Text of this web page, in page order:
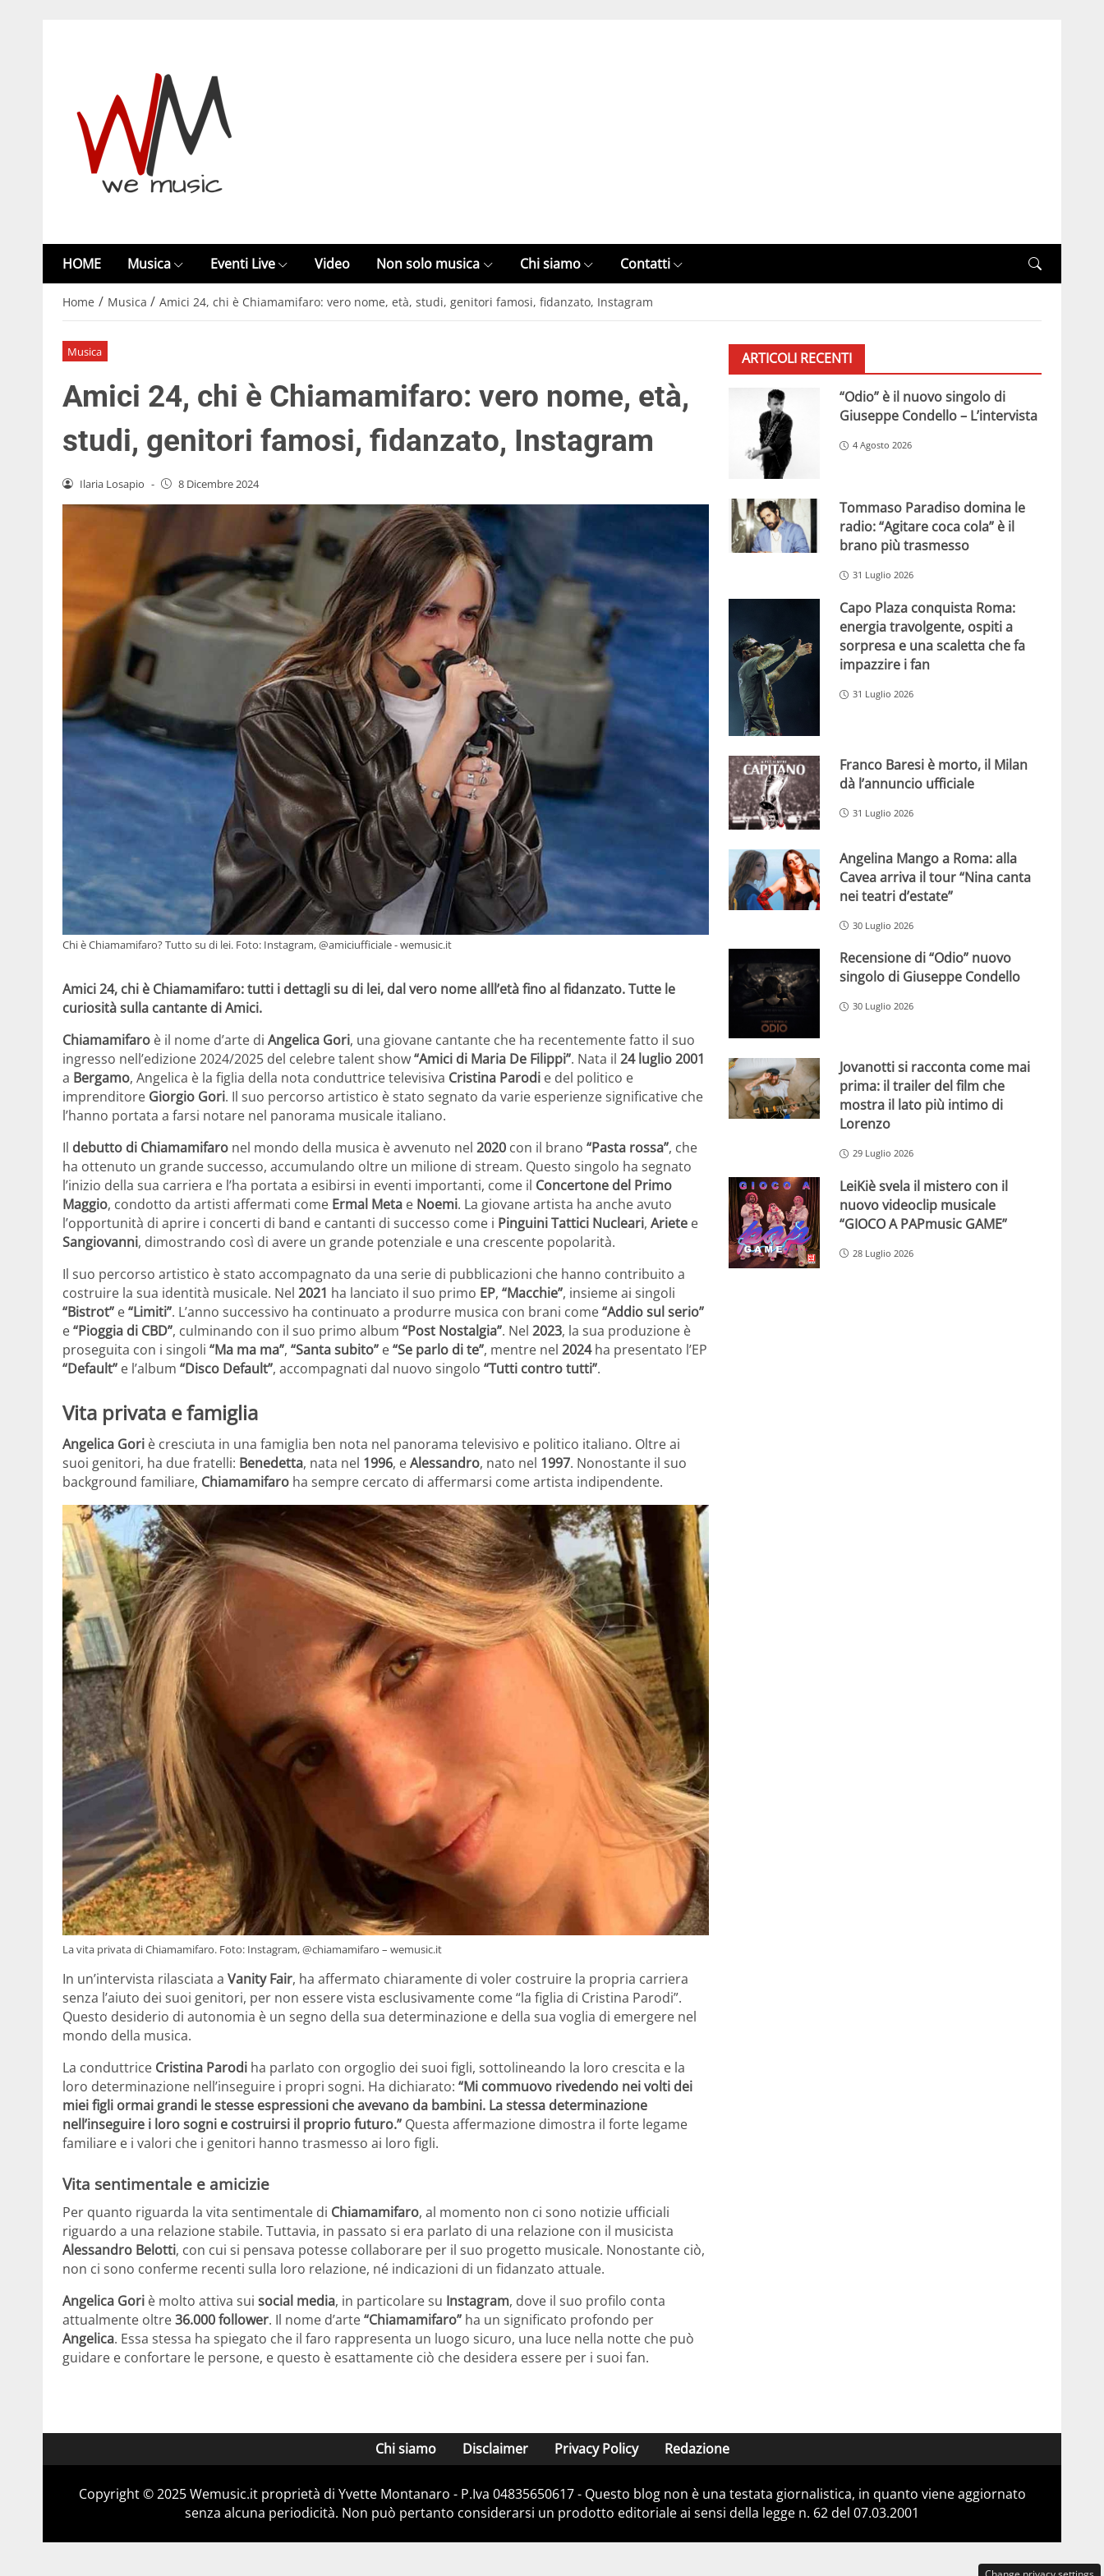
HOME Musica Eventi Live Video Non solo musica Chi siamo Contatti
Home / Musica / Amici 24, chi è Chiamamifaro: vero nome, età, studi, genitori famosi, fidanzato, Instagram
Musica
Amici 24, chi è Chiamamifaro: vero nome, età,
studi, genitori famosi, fidanzato, Instagram
Ilaria Losapio - 8 Dicembre 2024
Chi è Chiamamifaro? Tutto su di lei. Foto: Instagram, @amiciufficiale - wemusic.it
Amici 24, chi è Chiamamifaro: tutti i dettagli su di lei, dal vero nome alll’età fino al fidanzato. Tutte le
curiosità sulla cantante di Amici.
Chiamamifaro è il nome d’arte di Angelica Gori, una giovane cantante che ha recentemente fatto il suo
ingresso nell’edizione 2024/2025 del celebre talent show“Amici di Maria De Filippi”. Nata il 24 luglio 2001
a Bergamo, Angelica è la figlia della nota conduttrice televisiva Cristina Parodi e del politico e
imprenditore Giorgio Gori. Il suo percorso artistico è stato segnato da varie esperienze significative che
l’hanno portata a farsi notare nel panorama musicale italiano.
Il debutto di Chiamamifaro nel mondo della musica è avvenuto nel 2020 con il brano “Pasta rossa”, che
ha ottenuto un grande successo, accumulando oltre un milione di stream. Questo singolo ha segnato
l’inizio della sua carriera e l’ha portata a esibirsi in eventi importanti, come il Concertone del Primo
Maggio, condotto da artisti affermati come Ermal Meta e Noemi. La giovane artista ha anche avuto
l’opportunità di aprire i concerti di band e cantanti di successo come i Pinguini Tattici Nucleari, Ariete e
Sangiovanni, dimostrando così di avere un grande potenziale e una crescente popolarità.
Il suo percorso artistico è stato accompagnato da una serie di pubblicazioni che hanno contribuito a
costruire la sua identità musicale. Nel 2021 ha lanciato il suo primo EP, “Macchie”, insieme ai singoli
“Bistrot” e“Limiti”. L’anno successivo ha continuato a produrre musica con brani come“Addio sul serio”
e“Pioggia di CBD”, culminando con il suo primo album “Post Nostalgia”. Nel 2023, la sua produzione è
proseguita con i singoli “Ma ma ma”, “Santa subito” e“Se parlo di te”, mentre nel 2024ha presentato l’EP
“Default” e l’album “Disco Default”, accompagnati dal nuovo singolo “Tutti contro tutti”.
Vita privata e famiglia
Angelica Gori è cresciuta in una famiglia ben nota nel panorama televisivo e politico italiano. Oltre ai
suoi genitori, ha due fratelli: Benedetta, nata nel 1996, eAlessandro, nato nel 1997. Nonostante il suo
background familiare, Chiamamifaro ha sempre cercato di affermarsi come artista indipendente.
La vita privata di Chiamamifaro. Foto: Instagram, @chiamamifaro – wemusic.it
In un’intervista rilasciata a Vanity Fair, ha affermato chiaramente di voler costruire la propria carriera
senza l’aiuto dei suoi genitori, per non essere vista esclusivamente come “la figlia di Cristina Parodi”.
Questo desiderio di autonomia è un segno della sua determinazione e della sua voglia di emergere nel
mondo della musica.
La conduttrice Cristina Parodi ha parlato con orgoglio dei suoi figli, sottolineando la loro crescita e la
loro determinazione nell’inseguire i propri sogni. Ha dichiarato: “Mi commuovo rivedendo nei volti dei
miei figli ormai grandi le stesse espressioni che avevano da bambini. La stessa determinazione
nell’inseguire i loro sogni e costruirsi il proprio futuro.” Questa affermazione dimostra il forte legame
familiare e i valori che i genitori hanno trasmesso ai loro figli.
Vita sentimentale e amicizie
Per quanto riguarda la vita sentimentale di Chiamamifaro, al momento non ci sono notizie ufficiali
riguardo a una relazione stabile. Tuttavia, in passato si era parlato di una relazione con il musicista
Alessandro Belotti, con cui si pensava potesse collaborare per il suo progetto musicale. Nonostante ciò,
non ci sono conferme recenti sulla loro relazione, né indicazioni di un fidanzato attuale.
Angelica Gori è molto attiva sui social media, in particolare su Instagram, dove il suo profilo conta
attualmente oltre36.000 follower. Il nome d’arte“Chiamamifaro” ha un significato profondo per
Angelica. Essa stessa ha spiegato che il faro rappresenta un luogo sicuro, una luce nella notte che può
guidare e confortare le persone, e questo è esattamente ciò che desidera essere per i suoi fan.
ARTICOLI RECENTI
“Odio” è il nuovo singolo di
Giuseppe Condello – L’intervista
4 Agosto 2026
Tommaso Paradiso domina le
radio: “Agitare coca cola” è il
brano più trasmesso
31 Luglio 2026
Capo Plaza conquista Roma:
energia travolgente, ospiti a
sorpresa e una scaletta che fa
impazzire i fan
31 Luglio 2026
Franco Baresi è morto, il Milan
dà l’annuncio ufficiale
31 Luglio 2026
Angelina Mango a Roma: alla
Cavea arriva il tour “Nina canta
nei teatri d’estate”
30 Luglio 2026
Recensione di “Odio” nuovo
singolo di Giuseppe Condello
30 Luglio 2026
Jovanotti si racconta come mai
prima: il trailer del film che
mostra il lato più intimo di
Lorenzo
29 Luglio 2026
LeiKiè svela il mistero con il
nuovo videoclip musicale
“GIOCO A PAPmusic GAME”
28 Luglio 2026
Chi siamo Disclaimer Privacy Policy Redazione
Copyright © 2025 Wemusic.it proprietà di Yvette Montanaro - P.Iva 04835650617 - Questo blog non è una testata giornalistica, in quanto viene aggiornato
senza alcuna periodicità. Non può pertanto considerarsi un prodotto editoriale ai sensi della legge n. 62 del 07.03.2001